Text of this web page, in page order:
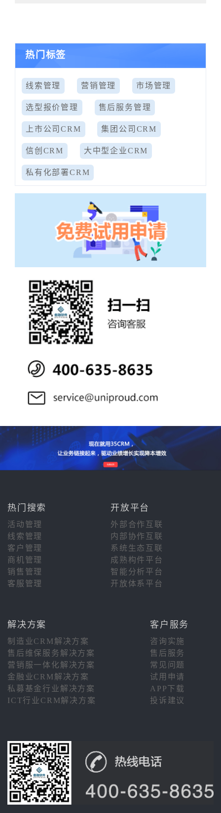
热门标签
线索管理 营销管理 市场管理
选型报价管理 售后服务管理
上市公司CRM 集团公司CRM
信创CRM 大中型企业CRM
私有化部署CRM
热门搜索 开放平台
活动管理
外部合作互联
线索管理
内部协作互联
客户管理
系统生态互联
商机管理
成熟构件平台
销售管理
智能分析平台
客服管理
开放体系平台
解决方案 客户服务
制造业CRM解决方案
咨询实施
售后维保服务解决方案
售后服务
营销服一体化解决方案
常见问题
金融业CRM解决方案
试用申请
私募基金行业解决方案
APP下载
ICT行业CRM解决方案
投诉建议